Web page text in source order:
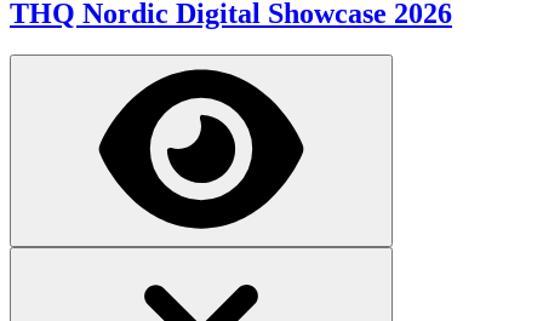
THQ Nordic Digital Showcase 2026